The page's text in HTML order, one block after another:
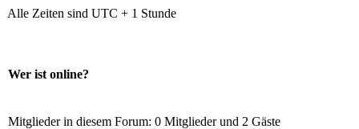
Alle Zeiten sind UTC + 1 Stunde
Wer ist online?
Mitglieder in diesem Forum: 0 Mitglieder und 2 Gäste